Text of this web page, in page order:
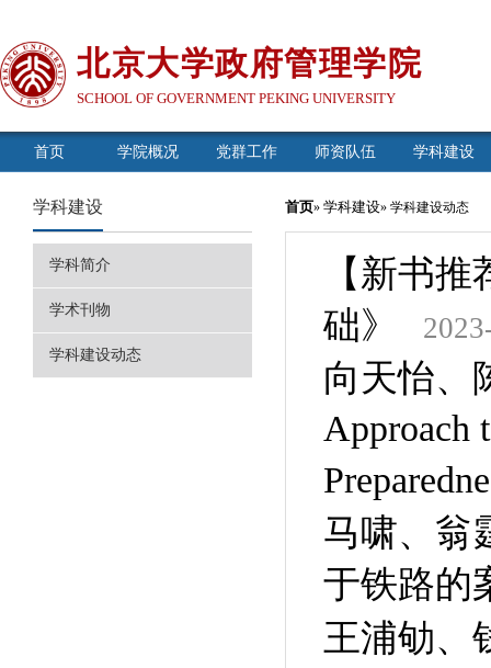
北京大学政府管理学院
SCHOOL OF GOVERNMENT PEKING UNIVERSITY
首页 学院概况 党群工作 师资队伍 学科建设
学科建设
学科简介
学术刊物
学科建设动态
首页» 学科建设» 学科建设动态
【新书
础》
向天怡、
Approach
马啸、翁
于铁路的
王浦劬、